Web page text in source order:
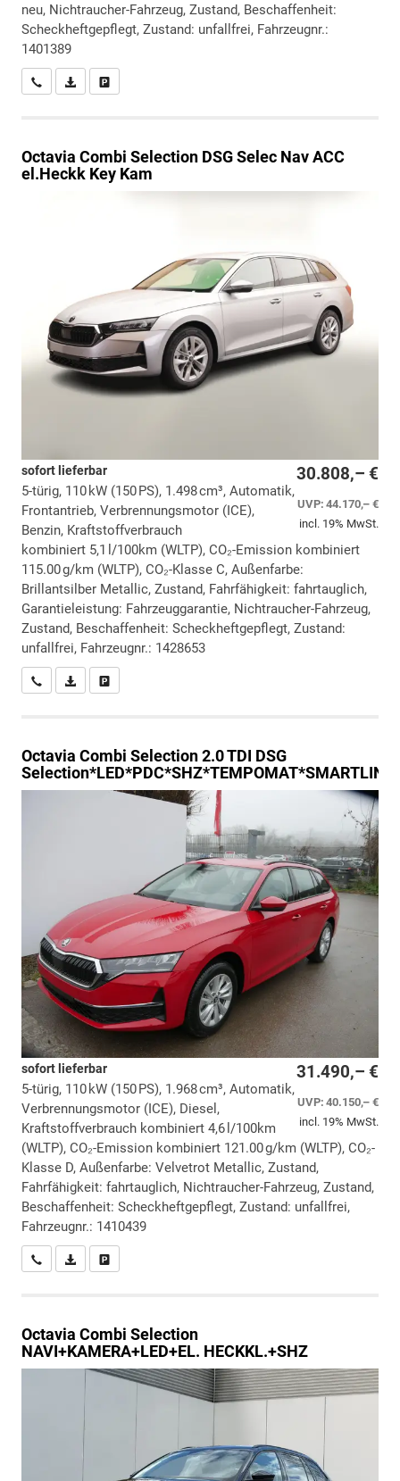
neu, Nichtraucher-Fahrzeug, Zustand, Beschaffenheit:
Scheckheftgepflegt, Zustand: unfallfrei, Fahrzeugnr.:
1401389
Wir rufen Sie anPDF-Datei, Fahrzeugexposé drucken
Octavia Combi Selection DSG Selec Nav ACC
el.Heckk Key Kam
30.808,– €
UVP:44.170,– €
incl. 19% MwSt.
sofort lieferbar
5-türig, 110 kW (150 PS), 1.498 cm³, Automatik,
Frontantrieb, Verbrennungsmotor (ICE),
Benzin, Kraftstoffverbrauch
kombiniert 5,1 l/100km (WLTP), CO₂-Emission kombiniert
115.00 g/km (WLTP), CO₂-Klasse C, Außenfarbe:
Brillantsilber Metallic, Zustand, Fahrfähigkeit: fahrtauglich,
Garantieleistung: Fahrzeuggarantie, Nichtraucher-Fahrzeug,
Zustand, Beschaffenheit: Scheckheftgepflegt, Zustand:
unfallfrei, Fahrzeugnr.: 1428653
Wir rufen Sie anPDF-Datei, Fahrzeugexposé drucken
Octavia Combi Selection 2.0 TDI DSG
31.490,– €
UVP:40.150,– €
incl. 19% MwSt.
sofort lieferbar
5-türig, 110 kW (150 PS), 1.968 cm³, Automatik,
Verbrennungsmotor (ICE), Diesel,
Kraftstoffverbrauch kombiniert 4,6 l/100km
(WLTP), CO₂-Emission kombiniert 121.00 g/km (WLTP), CO₂-
Klasse D, Außenfarbe: Velvetrot Metallic, Zustand,
Fahrfähigkeit: fahrtauglich, Nichtraucher-Fahrzeug, Zustand,
Beschaffenheit: Scheckheftgepflegt, Zustand: unfallfrei,
Fahrzeugnr.: 1410439
Wir rufen Sie anPDF-Datei, Fahrzeugexposé drucken
Octavia Combi Selection
NAVI+KAMERA+LED+EL. HECKKL.+SHZ